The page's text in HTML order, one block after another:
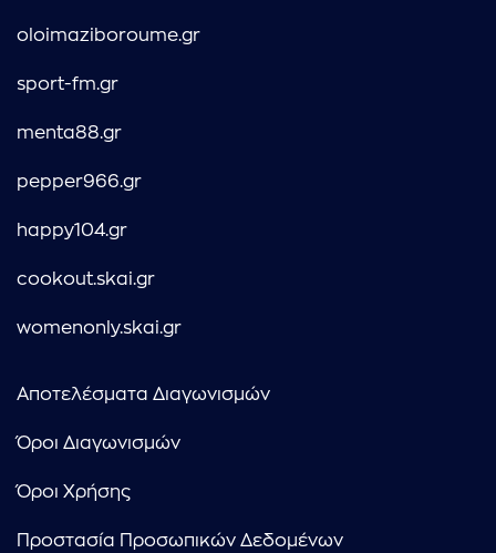
oloimaziboroume.gr
sport-fm.gr
menta88.gr
pepper966.gr
happy104.gr
cookout.skai.gr
womenonly.skai.gr
Αποτελέσματα Διαγωνισμών
Όροι Διαγωνισμών
Όροι Χρήσης
Προστασία Προσωπικών Δεδομένων